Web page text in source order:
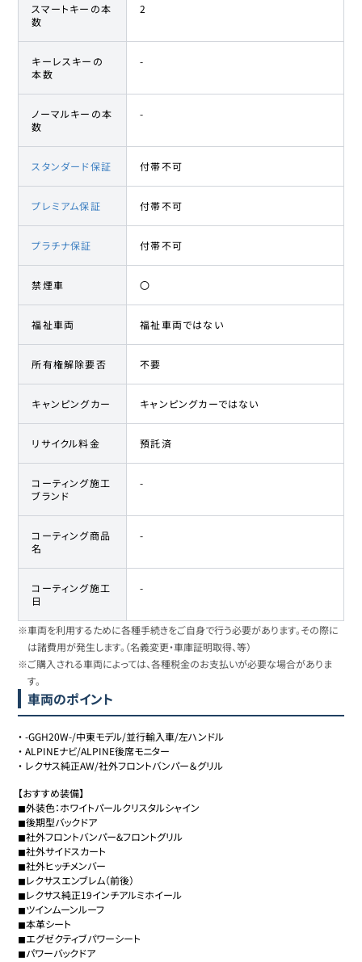
スマートキーの本
数
2
キーレスキーの
本数
-
ノーマルキーの本
数
-
スタンダード保証 付帯不可
プレミアム保証 付帯不可
プラチナ保証 付帯不可
禁煙車 〇
福祉車両 福祉車両ではない
所有権解除要否 不要
キャンピングカー キャンピングカーではない
リサイクル料金 預託済
コーティング施工
ブランド
-
コーティング商品
名
-
コーティング施工
日
-
※車両を利用するために各種手続きをご自身で行う必要があります。その際に
は諸費用が発生します。（名義変更・車庫証明取得、等）
※ご購入される車両によっては、各種税金のお支払いが必要な場合がありま
す。
車両のポイント
・-GGH20W-/中東モデル/並行輸入車/左ハンドル
・ALPINEナビ/ALPINE後席モニター
・ レクサス純正AW/社外フロントバンパー＆グリル
【おすすめ装備】
◼︎外装色：ホワイトパールクリスタルシャイン
◼︎後期型バックドア
◼︎社外フロントバンパー&フロントグリル
◼︎社外サイドスカート
◼︎社外ヒッチメンバー
◼︎レクサスエンブレム（前後）
◼︎レクサス純正19インチアルミホイール
◼︎ツインムーンルーフ
◼︎本革シート
◼︎エグゼクティブパワーシート
◼︎パワーバックドア